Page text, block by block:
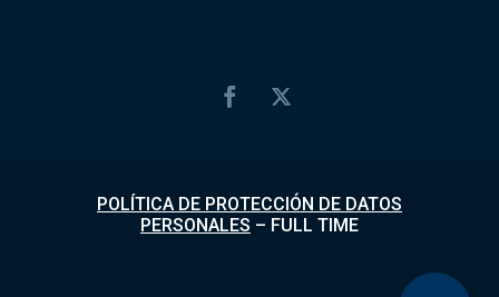
POLÍTICA DE PROTECCIÓN DE DATOS
PERSONALES – FULL TIME